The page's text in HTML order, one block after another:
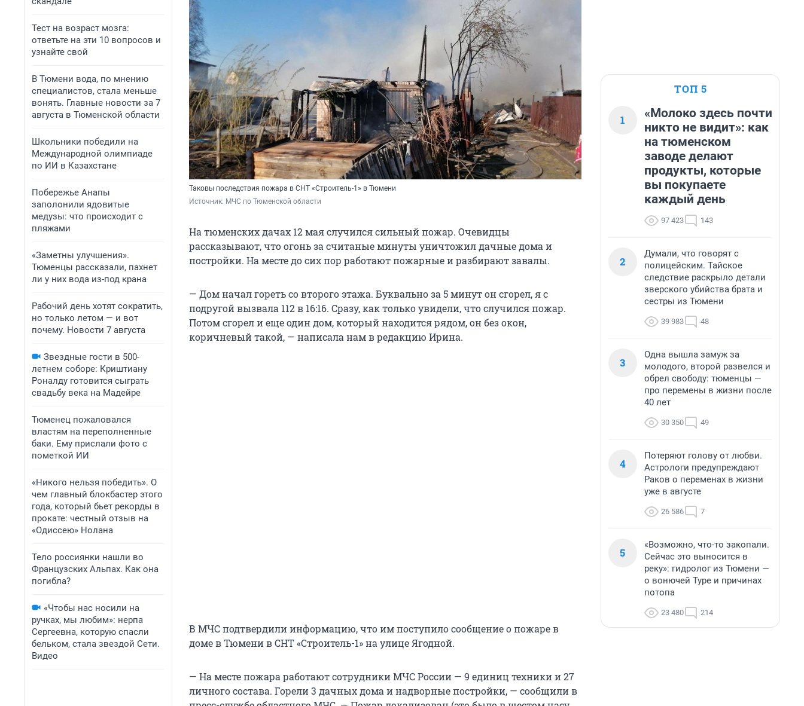
Тест на возраст мозга:
ответьте на эти 10 вопросов и
узнайте свой
В Тюмени вода, по мнению
специалистов, стала меньше
вонять. Главные новости за 7
августа в Тюменской области
Школьники победили на
Международной олимпиаде
по ИИ в Казахстане
Побережье Анапы
заполонили ядовитые
медузы: что происходит с
пляжами
«Заметны улучшения».
Тюменцы рассказали, пахнет
ли у них вода из-под крана
Рабочий день хотят сократить,
но только летом — и вот
почему. Новости 7 августа
Звездные гости в 500-
летнем соборе: Криштиану
Роналду готовится сыграть
свадьбу века на Мадейре
Тюменец пожаловался
властям на переполненные
баки. Ему прислали фото с
пометкой ИИ
«Никого нельзя победить». О
чем главный блокбастер этого
года, который бьет рекорды в
прокате: честный отзыв на
«Одиссею» Нолана
Тело россиянки нашли во
Французских Альпах. Как она
погибла?
«Чтобы нас носили на
ручках, мы любим»: нерпа
Сергеевна, которую спасли
бельком, стала звездой Сети.
Видео
Таковы последствия пожара в СНТ «Строитель-1» в Тюмени
Источник: МЧС по Тюменской области
На тюменских дачах 12 мая случился сильный пожар. Очевидцы
рассказывают, что огонь за считаные минуты уничтожил дачные дома и
постройки. На месте до сих пор работают пожарные и разбирают завалы.
— Дом начал гореть со второго этажа. Буквально за 5 минут он сгорел, я с
подругой вызвала 112 в 16:16. Сразу, как только увидели, что случился пожар.
Потом сгорел и еще один дом, который находится рядом, он без окон,
коричневый такой, — написала нам в редакцию Ирина.
В МЧС подтвердили информацию, что им поступило сообщение о пожаре в
доме в Тюмени в СНТ «Строитель-1» на улице Ягодной.
— На месте пожара работают сотрудники МЧС России — 9 единиц техники и 27
личного состава. Горели 3 дачных дома и надворные постройки, — сообщили в
ТОП 5
1
«Молоко здесь почти
никто не видит»: как
на тюменском
заводе делают
продукты, которые
вы покупаете
каждый день
97 423 143
2
Думали, что говорят с
полицейским. Тайское
следствие раскрыло детали
зверского убийства брата и
сестры из Тюмени
39 983 48
3
Одна вышла замуж за
молодого, второй развелся и
обрел свободу: тюменцы —
про перемены в жизни после
40 лет
30 350 49
4
Потеряют голову от любви.
Астрологи предупреждают
Раков о переменах в жизни
уже в августе
26 586 7
5
«Возможно, что-то закопали.
Сейчас это выносится в
реку»: гидролог из Тюмени —
о вонючей Туре и причинах
потопа
23 480 214